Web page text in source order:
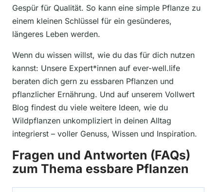
Gespür für Qualität. So kann eine simple Pflanze zu
einem kleinen Schlüssel für ein gesünderes,
längeres Leben werden.
Wenn du wissen willst, wie du das für dich nutzen
kannst: Unsere Expert*innen auf ever-well.life
beraten dich gern zu essbaren Pflanzen und
pflanzlicher Ernährung. Und auf unserem Vollwert
Blog findest du viele weitere Ideen, wie du
Wildpflanzen unkompliziert in deinen Alltag
integrierst – voller Genuss, Wissen und Inspiration.
Fragen und Antworten (FAQs)
zum Thema essbare Pflanzen